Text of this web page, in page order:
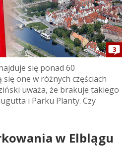
3
się ponad 60
one w różnych częściach
uważa, że brakuje takiego
i Parku Planty. Czy
w Elblągu